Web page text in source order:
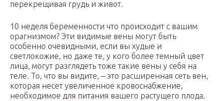
перекрещивая грудь и живот.
10 неделя беременности что происходит с вашим
орагнизмом? Эти видимые вены могут быть
особенно очевидными, если вы худые и
светлокожие, но даже те, у кого более темный цвет
лица, могут разглядеть тоже такие вены у себя на
теле. То, что вы видите, – это расширенная сеть вен,
которая несет увеличенное кровоснабжение,
необходимое для питания вашего растущего плода.